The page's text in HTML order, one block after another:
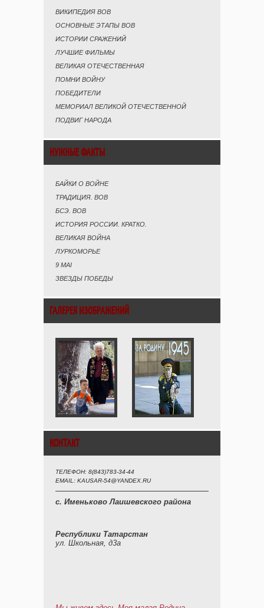
ВИКИПЕДИЯ ВОВ
ОСНОВНЫЕ ЭТАПЫ ВОВ
ИСТОРИИ СРАЖЕНИЙ
ЛУЧШИЕ ФИЛЬМЫ
ВЕЛИКАЯ ОТЕЧЕСТВЕННАЯ
ПОМНИ ВОЙНУ
ПОБЕДИТЕЛИ
МЕМОРИАЛ ВЕЛИКОЙ ОТЕЧЕСТВЕННОЙ
ПОДВИГ НАРОДА
НУЖНЫЕ ФАКТЫ
БАЙКИ О ВОЙНЕ
ТРАДИЦИЯ. ВОВ
БСЭ. ВОВ
ИСТОРИЯ РОССИИ. КРАТКО.
ВЕЛИКАЯ ВОЙНА
ЛУРКОМОРЬЕ
9 MAI
ЗВЕЗДЫ ПОБЕДЫ
ГАЛЕРЕЯ ИЗОБРАЖЕНИЙ
КОНТАКТ
ТЕЛЕФОН: 8(843)783-34-44
EMAIL: KAUSAR-54@YANDEX.RU
с. Именьково Лаишевского района
Республики Татарстан
ул. Школьная, д3а